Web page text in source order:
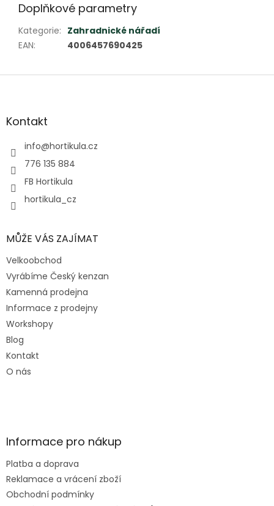
Doplňkové parametry
Kategorie: Zahradnické nářadí
EAN: 4006457690425
Z
aKontakt
info@hortikula.cz
776 135 884
FB Hortikula
hortikula_cz
MŮŽE VÁS ZAJÍMAT
Velkoobchod
Vyrábíme Český kenzan
Kamenná prodejna
Informace z prodejny
Workshopy
Blog
Kontakt
O nás
Informace pro nákup
Platba a doprava
Reklamace a vrácení zboží
Obchodní podmínky